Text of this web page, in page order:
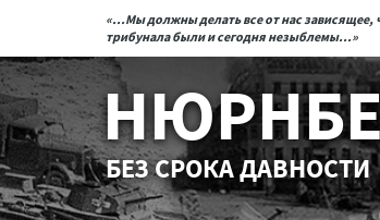
«...Мы должны делать все от нас
трибунала были и сегодня незыблемы...»
БЕЗ СРОКА ДАВНОСТИ